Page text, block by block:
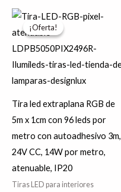
¡Oferta!
¡Oferta!
Tira led extraplana RGB de
5m x 1cm con 96 leds por
metro con autoadhesivo 3m,
24V CC, 14W por metro,
atenuable, IP20
Tiras LED para interiores
El
precio
original
$2,499.74.
El
precio
$1,999.79.